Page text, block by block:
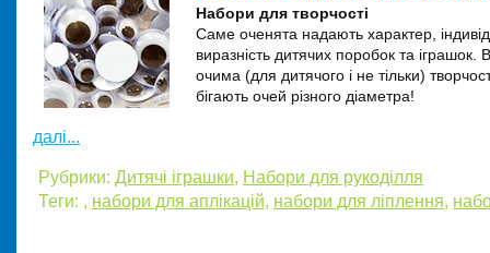
Набори для творчості
Саме оченята надають характер,
виразність дитячих поробок та іграшок.
очима (для дитячого і не тільки)
бігають очей різного діаметра!
далі...
Рубрики: Дитячі іграшки, Набори для рукоділля
Теги: , набори для аплікацій, набори для ліплення,